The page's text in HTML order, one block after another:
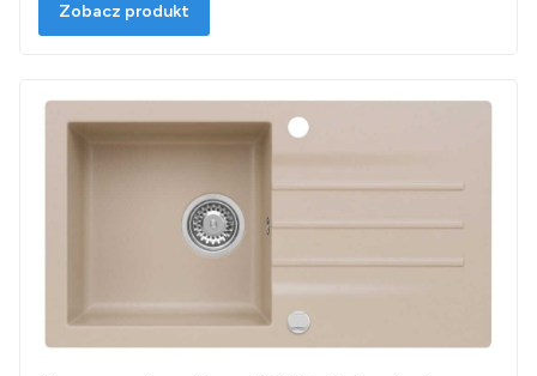
Zobacz produkt